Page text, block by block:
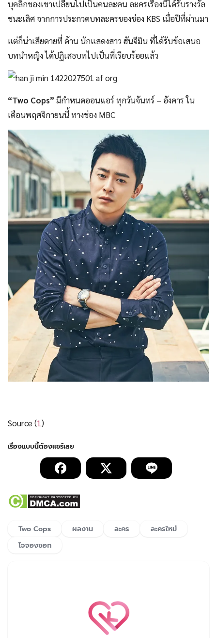
บุคลิกของเขาเปลี่ยนไปเป็นคนละคน ละครเรื่องนี้ได้รับรางวัล
ชนะเลิศ จากการประกวดบทละครของช่อง KBS เมื่อปีที่ผ่านมา
แต่ก็น่าเสียดายที่ ด้าน นักแสดงสาว ฮันจีมิน ที่ได้รับข้อเสนอ
บทนำหญิง ได้ปฏิเสธบทไปเป็นที่เรียบร้อยแล้ว
“Two Cops” มีกำหนดออนแอร์ ทุกวันจันทร์ – อังคาร ใน
เดือนพฤศจิกายนนี้ ทางช่อง MBC
Source (1)
Two Cops ผลงาน ละคร
ละครใหม่
โจจองซอก